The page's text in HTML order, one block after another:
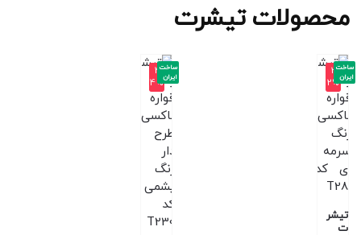
محصولات تیشرت
-3
2%
تیشر
ت
ساخت
ایران
-4
4%
ساخت
ایران